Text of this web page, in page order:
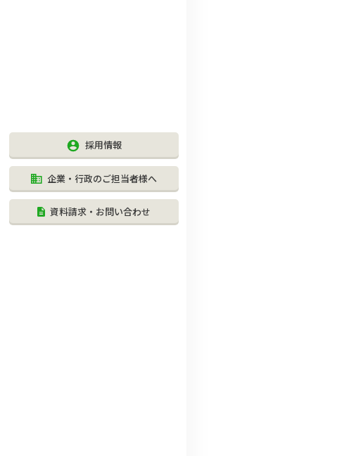
採用情報
企業・行政のご担当者様へ
資料請求・お問い合わせ